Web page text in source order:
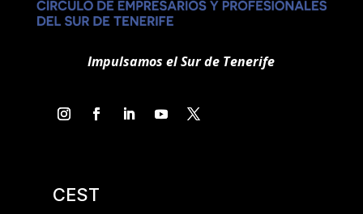
Impulsamos el Sur de Tenerife
CEST